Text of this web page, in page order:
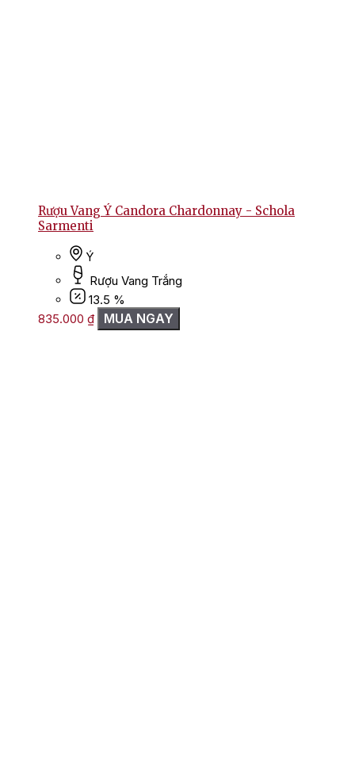
Rượu Vang Ý Candora Chardonnay - Schola
Sarmenti
Ý
Rượu Vang Trắng
13.5 %
835.000 ₫ MUA NGAY